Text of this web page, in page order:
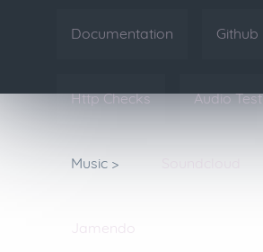
Documentation Github
Http Checks Audio Test
Music >
Jamendo